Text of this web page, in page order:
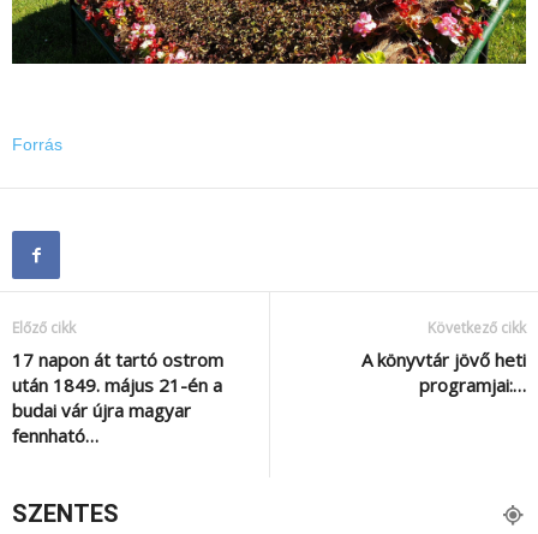
Forrás
Előző cikk
17 napon át tartó ostrom
után 1849. május 21-én a
budai vár újra magyar
fennható…
Következő cikk
A könyvtár jövő heti
programjai:…
SZENTES